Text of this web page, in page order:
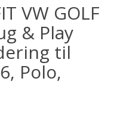
VW GOLF
& Play
til
Polo,